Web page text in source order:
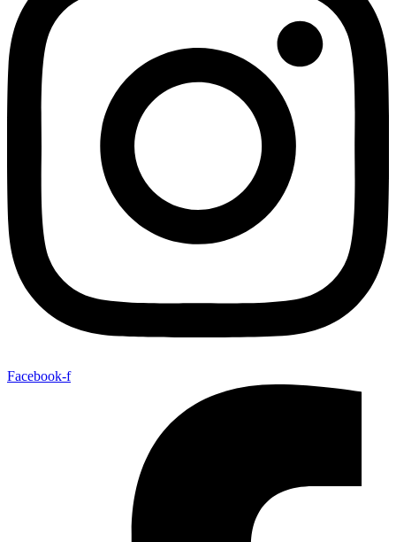
Facebook-f